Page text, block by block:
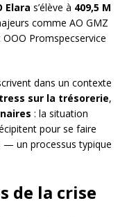
Elara s’élève à 409,5 M
comme AО GMZ
ООО Promspecservice
dans un contexte
sur la trésorerie,
: la situation
pour se faire
— un processus typique
de la crise